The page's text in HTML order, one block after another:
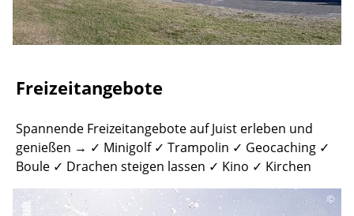
Freizeitangebote
Spannende Freizeitangebote auf Juist erleben und
genießen → ✓ Minigolf ✓ Trampolin ✓ Geocaching ✓
Boule ✓ Drachen steigen lassen ✓ Kino ✓ Kirchen
©